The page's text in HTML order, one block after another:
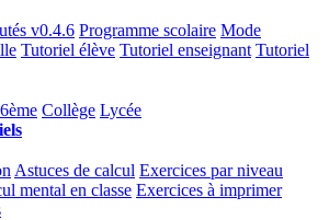
v0.4.6 Programme scolaire Mode
Tutoriel élève Tutoriel enseignant Tutoriel
6ème Collège Lycée
Astuces de calcul Exercices par niveau
mental en classe Exercices à imprimer